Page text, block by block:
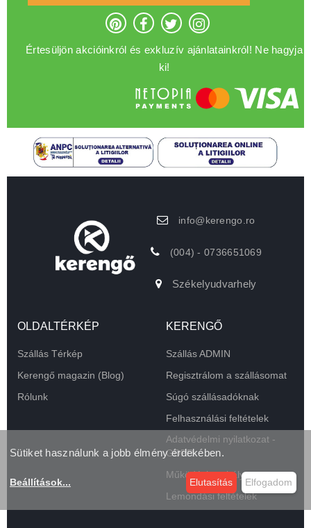
Értesüljön akcióinkról és exkluzív ajánlatainkról! Ne hagyja
ki!
info@kerengo.ro
(004) - 0736651069
Székelyudvarhely
OLDALTÉRKÉP
Szállás Térkép
Kerengő magazin (Blog)
Rólunk
KERENGŐ
Szállás ADMIN
Regisztrálom a szállásomat
Súgó szállásadóknak
Felhasználási feltételek
Adatvédelmi nyilatkozat -
GDPR
Működési szabályzat
Lemondási feltételek
Sütiket használunk a jobb élmény érdekében.
Beállítások... Elutasítás Elfogadom